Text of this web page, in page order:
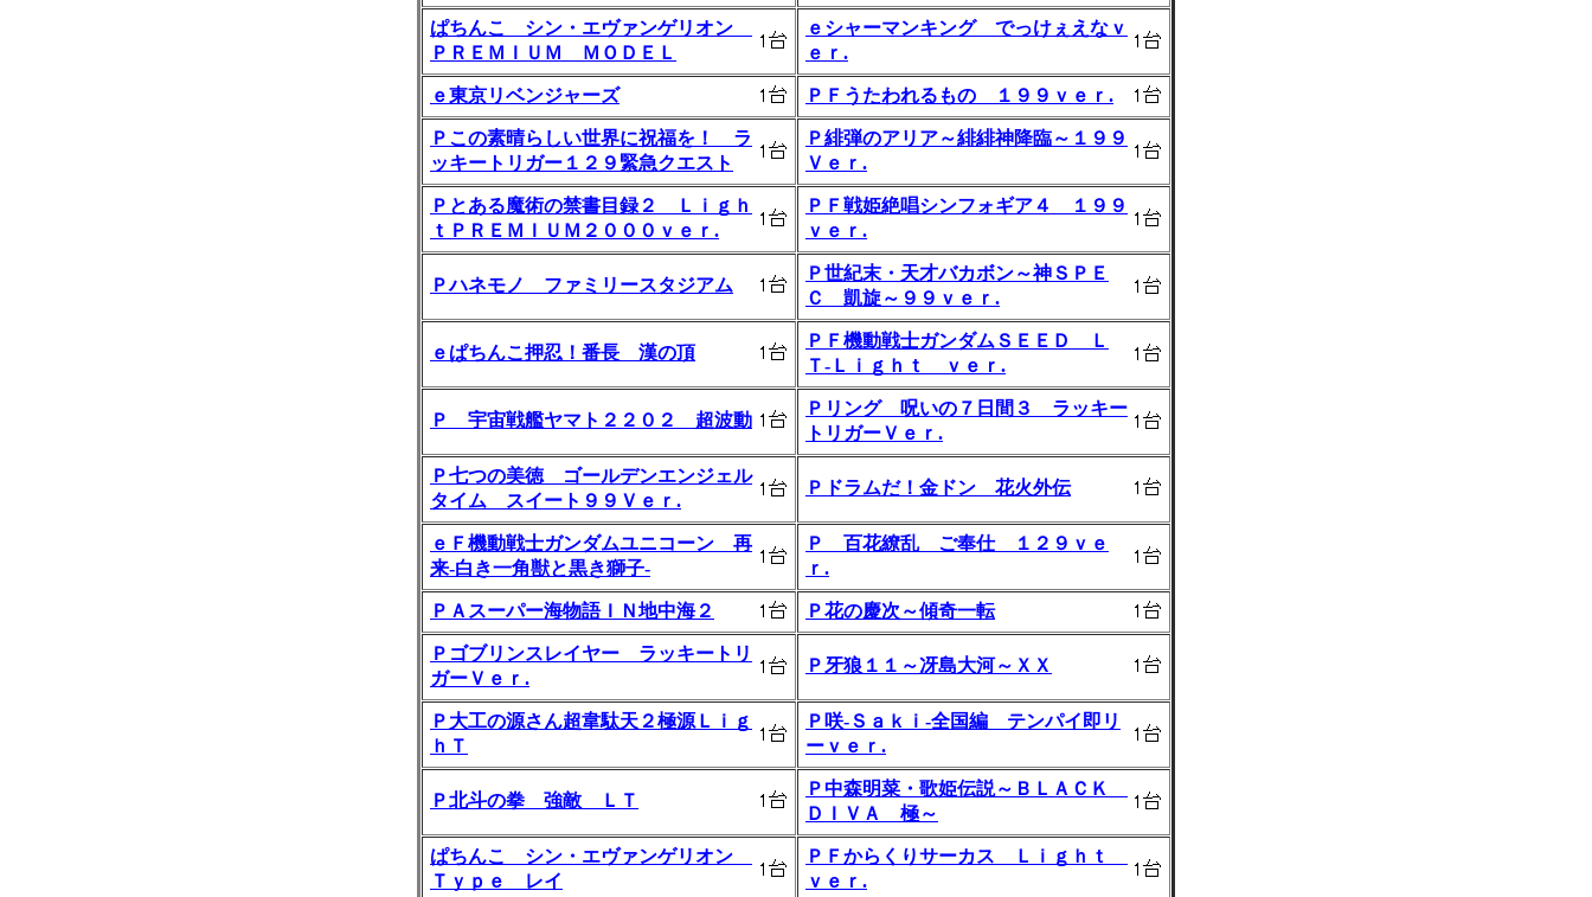
ぱちんこ シン・エヴァンゲリオン
ＰＲＥＭＩＵＭ ＭＯＤＥＬ
ｅシャーマンキング でっけぇえなｖ
ｅｒ.
ｅ東京リベンジャーズ ＰＦうたわれるもの １９９ｖｅｒ.
Ｐこの素晴らしい世界に祝福を！ ラ
ッキートリガー１２９緊急クエスト
Ｐ緋弾のアリア～緋緋神降臨～１９９
Ｖｅｒ.
Ｐとある魔術の禁書目録２ Ｌｉｇｈ
ｔＰＲＥＭＩＵＭ２０００ｖｅｒ.
ＰＦ戦姫絶唱シンフォギア４ １９９
ｖｅｒ.
Ｐハネモノ ファミリースタジアム
Ｐ世紀末・天才バカボン～神ＳＰＥ
Ｃ 凱旋～９９ｖｅｒ.
ｅぱちんこ押忍！番長 漢の頂
ＰＦ機動戦士ガンダムＳＥＥＤ Ｌ
Ｔ‐Ｌｉｇｈｔ ｖｅｒ.
Ｐ 宇宙戦艦ヤマト２２０２ 超波動
Ｐリング 呪いの７日間３ ラッキー
トリガーＶｅｒ.
Ｐ七つの美徳 ゴールデンエンジェル
タイム スイート９９Ｖｅｒ.
Ｐドラムだ！金ドン 花火外伝
ｅＦ機動戦士ガンダムユニコーン 再
来‐白き一角獣と黒き獅子‐
Ｐ 百花繚乱 ご奉仕 １２９ｖｅ
ｒ.
ＰＡスーパー海物語ＩＮ地中海２ Ｐ花の慶次～傾奇一転
Ｐゴブリンスレイヤー ラッキートリ
ガーＶｅｒ.
Ｐ牙狼１１～冴島大河～ＸＸ
Ｐ大工の源さん超韋駄天２極源Ｌｉｇ
ｈＴ
Ｐ咲‐Ｓａｋｉ‐全国編 テンパイ即リ
ーｖｅｒ.
Ｐ北斗の拳 強敵 ＬＴ
Ｐ中森明菜・歌姫伝説～ＢＬＡＣＫ
ＤＩＶＡ 極～
ぱちんこ シン・エヴァンゲリオン
Ｔｙｐｅ レイ
ＰＦからくりサーカス Ｌｉｇｈｔ
ｖｅｒ.